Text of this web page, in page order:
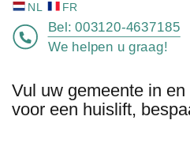
Over ons
NL FR
Bel: 003120-4637185
We helpen u graag!
Vul uw gemeente in
voor een huislift,